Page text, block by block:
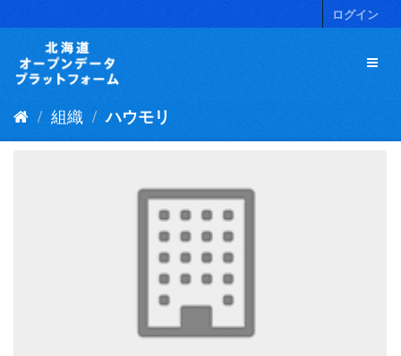
キ
ログイン
組織 ハウモリ